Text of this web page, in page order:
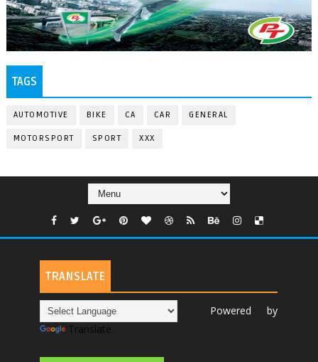
TAGS
AUTOMOTIVE BIKE CA CAR GENERAL
MOTORSPORT SPORT XXX
TRANSLATE
Powered by
Translate